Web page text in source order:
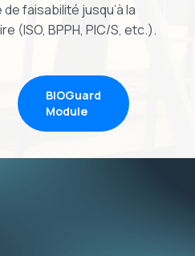
faisabilité jusqu’à la
(ISO, BPPH, PIC/S, etc.).
BIOGuard
Module